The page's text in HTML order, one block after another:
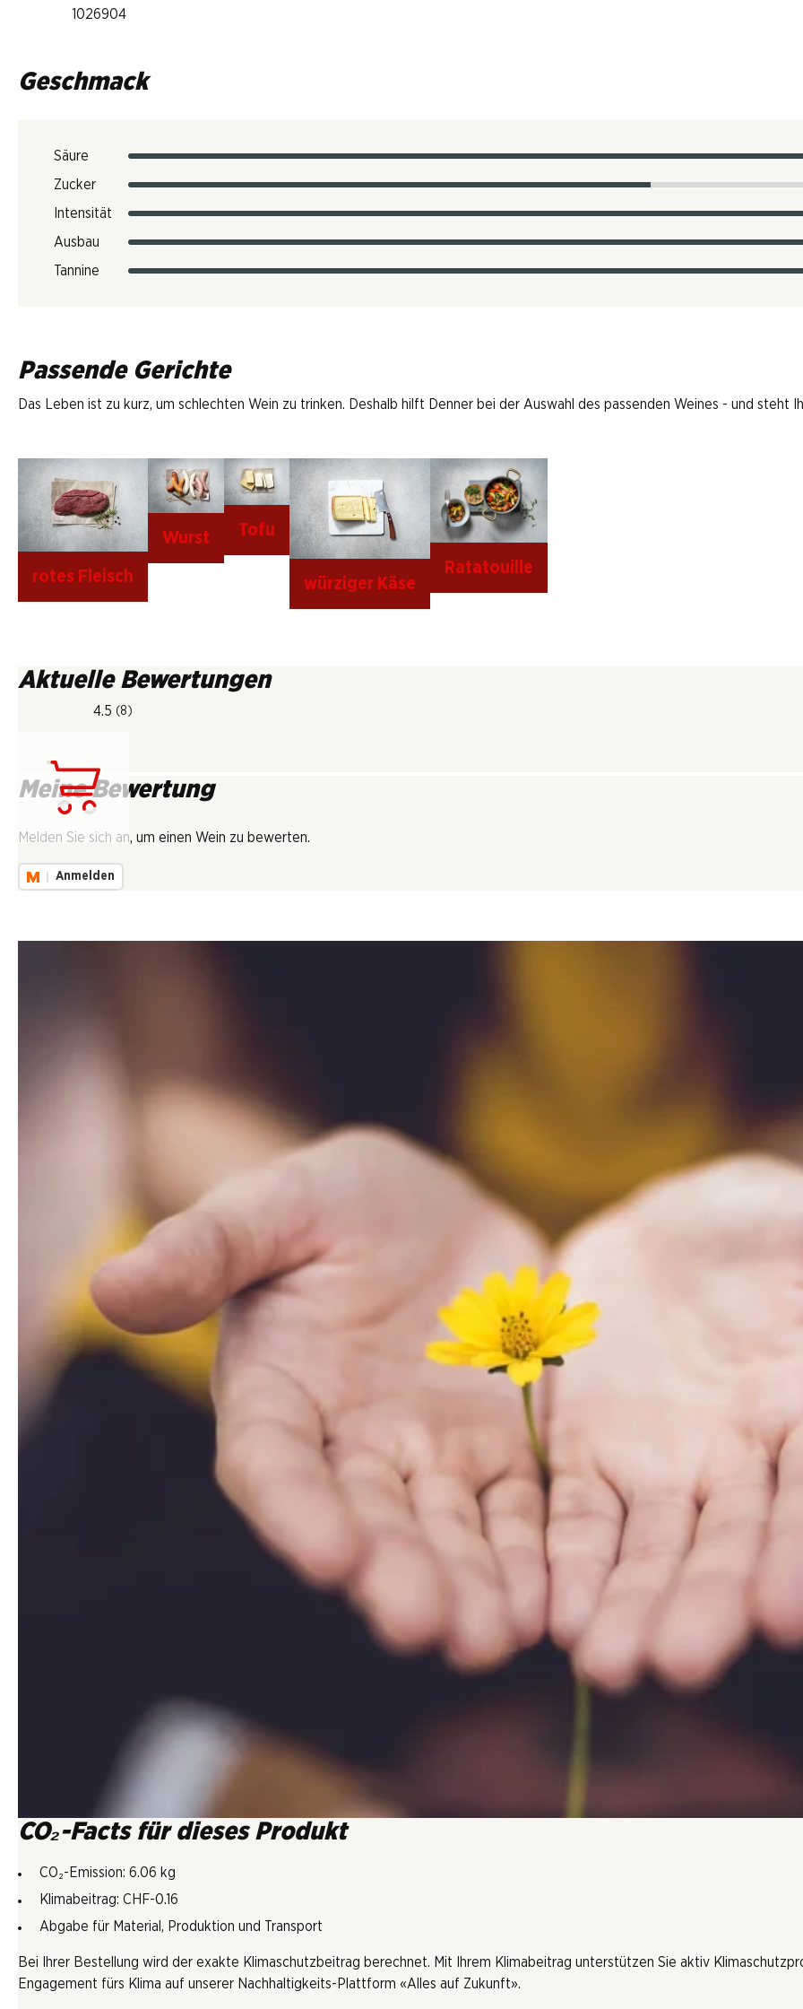
1026904
Geschmack
Säure
Zucker
Intensität
Ausbau
Tannine
Passende Gerichte
Das Leben ist zu kurz, um schlechten Wein zu trinken. Deshalb hilft Denner bei der Auswahl des passenden Weines - und steht
rotes Fleisch
Wurst Tofu
würziger Käse
Ratatouille
Aktuelle Bewertungen
4.5 (8)
Meine Bewertung
Melden Sie sich an, um einen Wein zu bewerten.
Anmelden
CO₂-Facts für dieses Produkt
CO₂-Emission: 6.06 kg
Klimabeitrag: CHF-0.16
Abgabe für Material, Produktion und Transport
Bei Ihrer Bestellung wird der exakte Klimaschutzbeitrag berechnet. Mit Ihrem Klimabeitrag unterstützen Sie aktiv
Engagement fürs Klima auf unserer Nachhaltigkeits-Plattform «Alles auf Zukunft».